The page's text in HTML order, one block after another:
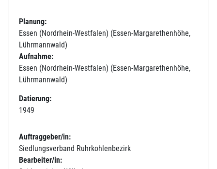
Planung:
Essen (Nordrhein-Westfalen) (Essen-Margarethenhöhe,
Lührmannwald)
Aufnahme:
Essen (Nordrhein-Westfalen) (Essen-Margarethenhöhe,
Lührmannwald)
Datierung:
1949
Auftraggeber/in:
Siedlungsverband Ruhrkohlenbezirk
Bearbeiter/in: